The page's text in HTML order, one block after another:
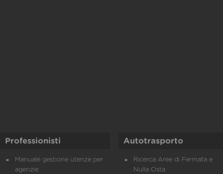
Professionisti
Manuale gestione utenze per
agenzie
Autotrasporto
Ricerca Aree di Fermata e
Nulla Osta